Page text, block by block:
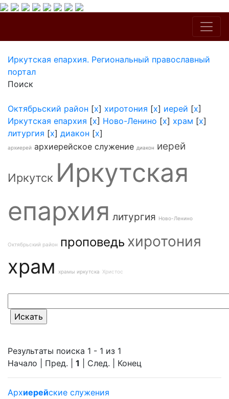
Иркутская епархия. Региональный православный
портал
Поиск
Октябрьский район [x] хиротония [x] иерей [x]
Иркутская епархия [x] Ново-Ленино [x] храм [x]
литургия [x] диакон [x]
архиерей архиерейское служение диакон иерей
Иркутск Иркутская
епархия литургия Ново-Ленино
Октябрьский район проповедь хиротония
храм храмы иркутска Христос
Результаты поиска 1 - 1 из 1
Начало | Пред. | 1 | След. | Конец
Архиерейские служения